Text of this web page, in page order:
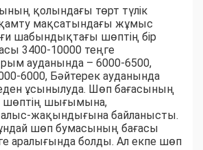
қолындағы төрт түлік
мақсатындағы жұмыс
шабындықтағы шөптің бір
3400-10000 теңге
ауданында – 6000-6500,
6000, Бәйтерек ауданында
ұсынылуда. Шөп бағасының
шөптің шығымына,
жақындығына байланысты.
шөп бумасының бағасы
аралығында болды. Ал екпе шөп